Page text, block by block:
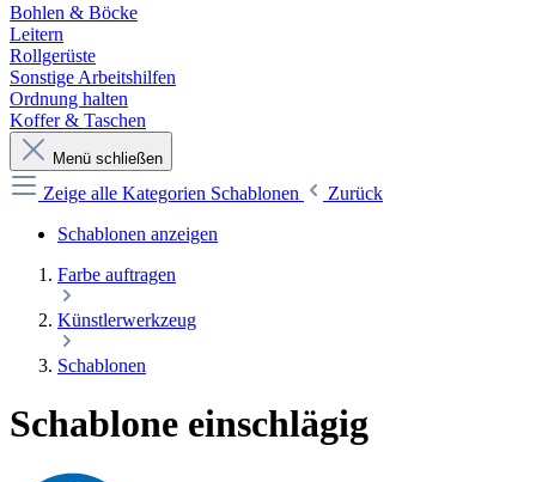
Bohlen & Böcke
Leitern
Rollgerüste
Sonstige Arbeitshilfen
Ordnung halten
Koffer & Taschen
Menü schließen
Zeige alle Kategorien Schablonen
Zurück
Schablonen anzeigen
Farbe auftragen
Künstlerwerkzeug
Schablonen
Schablone einschlägig